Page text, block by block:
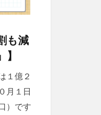
も減
１億２
月１日
）です